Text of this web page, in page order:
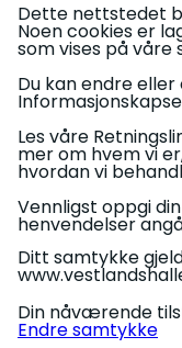
Dette nettstedet
Noen cookies er
som vises på våre
Du kan endre
Les våre
mer om hvem vi
hvordan vi
Vennligst oppgi
henvendelser
Ditt samtykke
Din nåværende
Endre samtykke